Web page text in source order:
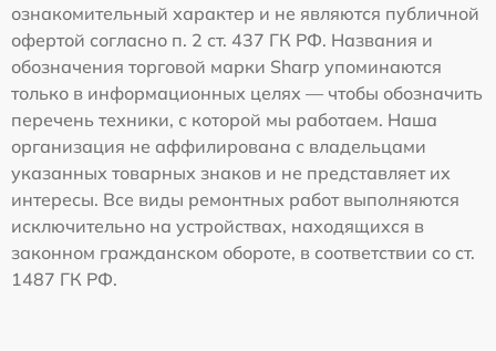
ознакомительный характер и не являются публичной
офертой согласно п. 2 ст. 437 ГК РФ. Названия и
обозначения торговой марки Sharp упоминаются
только в информационных целях — чтобы обозначить
перечень техники, с которой мы работаем. Наша
организация не аффилирована с владельцами
указанных товарных знаков и не представляет их
интересы. Все виды ремонтных работ выполняются
исключительно на устройствах, находящихся в
законном гражданском обороте, в соответствии со ст.
1487 ГК РФ.